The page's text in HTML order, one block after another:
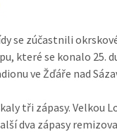
se zúčastnili
které se konalo 25.
ve Žďáře nad
tři zápasy. Velkou
dva zápasy